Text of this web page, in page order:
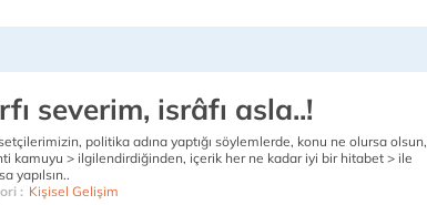
severim, isrâfı asla..!
politika adına yaptığı söylemlerde, konu ne olursa olsun,
kamuyu > ilgilendirdiğinden, içerik her ne kadar iyi bir hitabet > ile
yapılsın..
: Kişisel Gelişim